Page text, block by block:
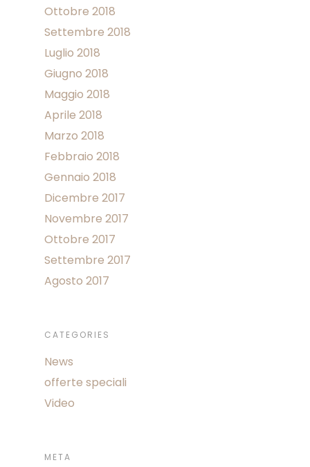
Ottobre 2018
Settembre 2018
Luglio 2018
Giugno 2018
Maggio 2018
Aprile 2018
Marzo 2018
Febbraio 2018
Gennaio 2018
Dicembre 2017
Novembre 2017
Ottobre 2017
Settembre 2017
Agosto 2017
CATEGORIES
News
offerte speciali
Video
META